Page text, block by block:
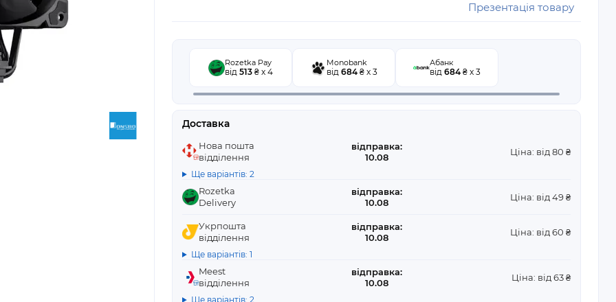
Презентація товару
Rozetka Pay
від 513 ₴ x 4
Monobank
від 684 ₴ x 3
Абанк
від 684 ₴ x 3
Доставка
Нова пошта
відділення
відправка:
10.08
Ціна: від 80 ₴
Ще варіантів: 2
Rozetka
Delivery
відправка:
10.08
Ціна: від 49 ₴
Укрпошта
відділення
відправка:
10.08
Ціна: від 60 ₴
Ще варіантів: 1
Meest
відділення
відправка:
10.08
Ціна: від 63 ₴
Ще варіантів: 2